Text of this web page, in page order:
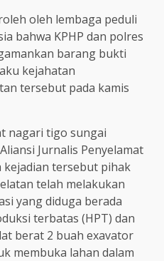
oleh lembaga peduli
bahwa KPHP dan polres
barang bukti
kejahatan
tersebut pada kamis
nagari tigo sungai
Jurnalis Penyelamat
tersebut pihak
telah melakukan
yang diduga berada
terbatas (HPT) dan
berat 2 buah exavator
membuka lahan dalam